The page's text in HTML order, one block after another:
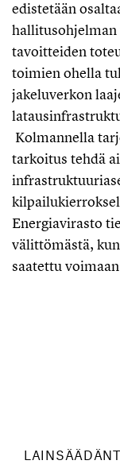
edistetään
hallitusohjelman
tavoitteiden
toimien ohella
jakeluverkon
Kolmannella
tarkoitus tehdä
Energiavirasto
välittömästä,
saatettu